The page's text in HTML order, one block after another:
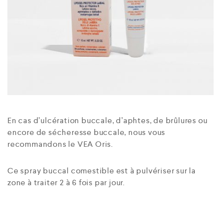
En cas d’ulcération buccale, d’aphtes, de brûlures ou
encore de sécheresse buccale, nous vous
recommandons le VEA Oris.
Ce spray buccal comestible est à pulvériser sur la
zone à traiter 2 à 6 fois par jour.